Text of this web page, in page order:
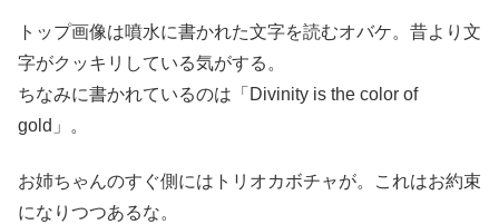
トップ画像は噴水に書かれた文字を読むオバケ。昔より文
字がクッキリしている気がする。
ちなみに書かれているのは「Divinity is the color of
gold」。
お姉ちゃんのすぐ側にはトリオカボチャが。これはお約束
になりつつあるな。